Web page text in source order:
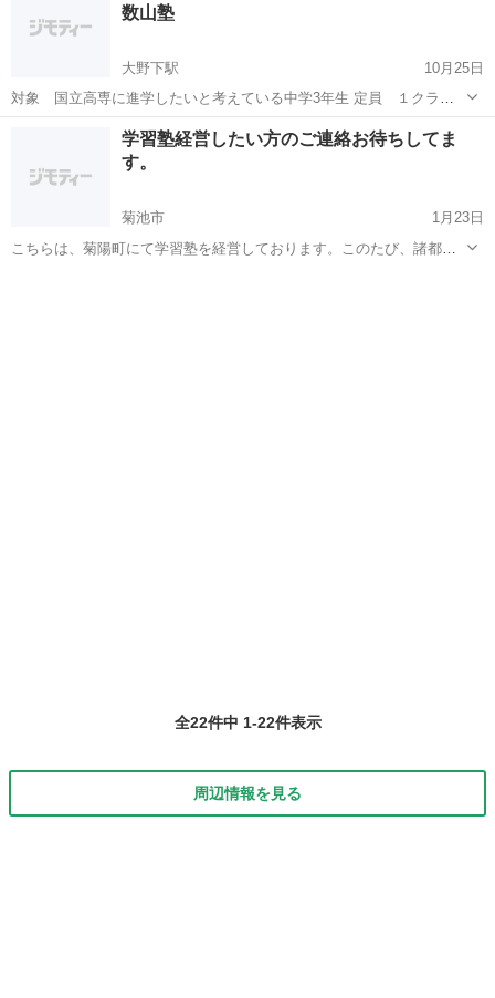
数山塾
大野下駅
10月25日
対象 国立高専に進学したいと考えている中学3年生 定員 １クラス
４名 ( ソーシャルディスタンスを確保するため) (定員になり次
週 土曜日 1...
玉名市 大野下駅 数学
学習塾経営したい方のご連絡お待ちしてま
す。
菊池市
1月23日
こちらは、菊陽町にて学習塾を経営しております。このたび、諸都合
全22件中 1-22件表示
周辺情報を見る